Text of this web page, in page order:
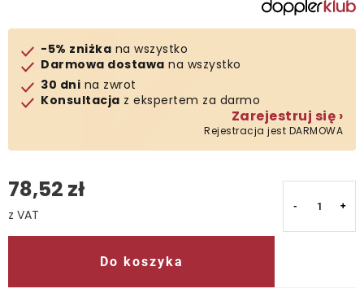
-5% zniżka na wszystko
Darmowa dostawa na wszystko
30 dni na zwrot
Konsultacja z ekspertem za darmo
Zarejestruj się ›
Rejestracja jest DARMOWA
78,52 zł
Do koszyka